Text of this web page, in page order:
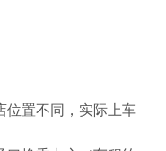
位置不同，实际上车